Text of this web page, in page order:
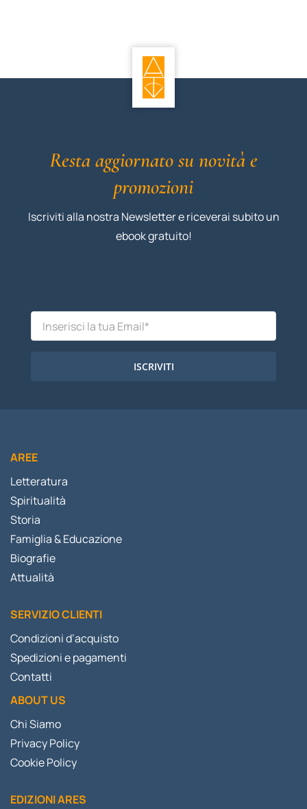
Resta aggiornato su novità e
promozioni
Iscriviti alla nostra Newsletter e riceverai subito un
ebook gratuito!
ISCRIVITI
AREE
Letteratura
Spiritualità
Storia
Famiglia & Educazione
Biografie
Attualità
SERVIZIO CLIENTI
Condizioni d’acquisto
Spedizioni e pagamenti
Contatti
ABOUT US
Chi Siamo
Privacy Policy
Cookie Policy
EDIZIONI ARES